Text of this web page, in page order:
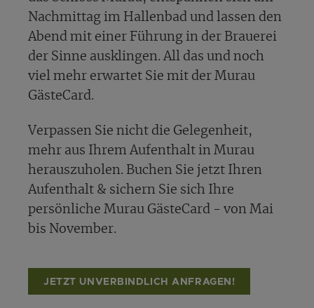
Nachmittag im Hallenbad und lassen den
Abend mit einer Führung in der Brauerei
der Sinne ausklingen. All das und noch
viel mehr erwartet Sie mit der Murau
GästeCard.
Verpassen Sie nicht die Gelegenheit,
mehr aus Ihrem Aufenthalt in Murau
herauszuholen. Buchen Sie jetzt Ihren
Aufenthalt & sichern Sie sich Ihre
persönliche Murau GästeCard - von Mai
bis November.
JETZT UNVERBINDLICH ANFRAGEN!